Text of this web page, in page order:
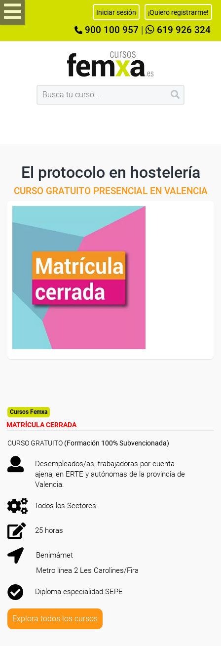
Iniciar sesión ¡Quiero registrarme!
900 100 957 619 926 324
El protocolo en hostelería
CURSO GRATUITO PRESENCIAL EN VALENCIA
Cursos Femxa
MATRÍCULA CERRADA
CURSO GRATUITO (Formación 100% Subvencionada)
Desempleados/as, trabajadoras por cuenta
ajena, en ERTE y autónomas de la provincia de
Valencia.
Todos los Sectores
25 horas
Benimámet
Metro línea 2 Les Carolines/Fira
Diploma especialidad SEPE
Explora todos los cursos